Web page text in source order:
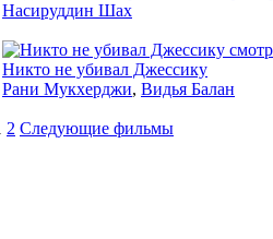
Насируддин Шах
Никто не убивал Джессику
Рани Мукхерджи, Видья Балан
2 Следующие фильмы